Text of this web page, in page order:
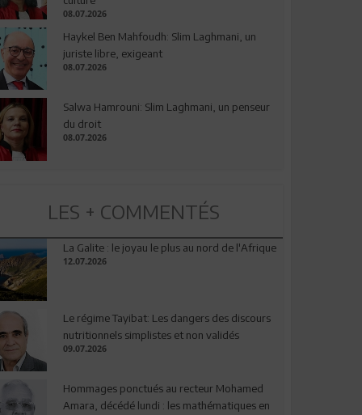
08.07.2026
Haykel Ben Mahfoudh: Slim Laghmani, un
juriste libre, exigeant
08.07.2026
Salwa Hamrouni: Slim Laghmani, un penseur
du droit
08.07.2026
LES + COMMENTÉS
La Galite : le joyau le plus au nord de l'Afrique
12.07.2026
Le régime Tayibat: Les dangers des discours
nutritionnels simplistes et non validés
09.07.2026
Hommages ponctués au recteur Mohamed
Amara, décédé lundi : les mathématiques en